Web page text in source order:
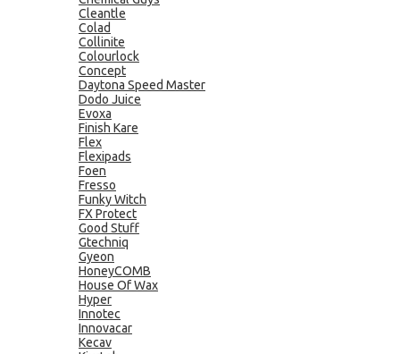
Cleantle
Colad
Collinite
Colourlock
Concept
Daytona Speed Master
Dodo Juice
Evoxa
Finish Kare
Flex
Flexipads
Foen
Fresso
Funky Witch
FX Protect
Good Stuff
Gtechniq
Gyeon
HoneyCOMB
House Of Wax
Hyper
Innotec
Innovacar
Kecav